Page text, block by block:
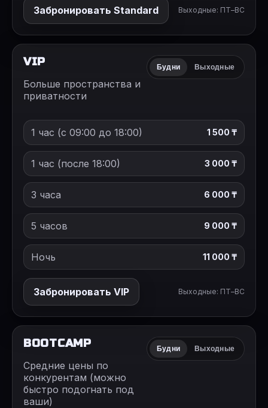
Забронировать Standard Выходные: ПТ–ВС
VIP
Больше пространства и
приватности
Будни Выходные
1 час (с 09:00 до 18:00) 1 500 ₸
1 час (после 18:00) 3 000 ₸
3 часа 6 000 ₸
5 часов 9 000 ₸
Ночь 11 000 ₸
Забронировать VIP Выходные: ПТ–ВС
BOOTCAMP
Средние цены по
конкурентам (можно
быстро подогнать под
ваши)
Будни Выходные